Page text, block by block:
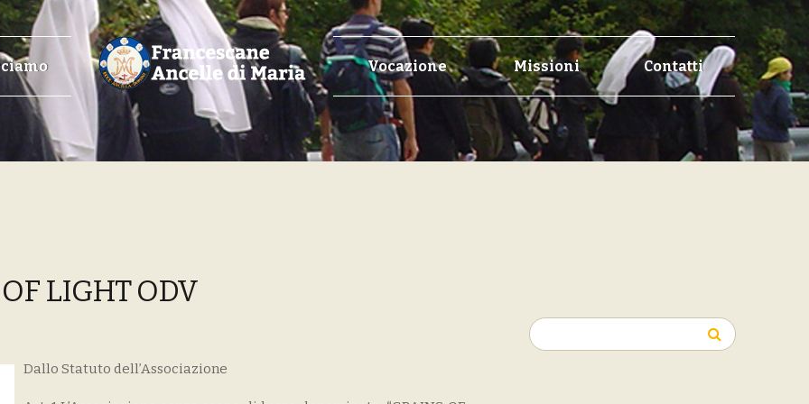
Vocazione Missioni Contatti
LIGHT ODV
Dallo Statuto dell’Associazione
Ricerca
per: